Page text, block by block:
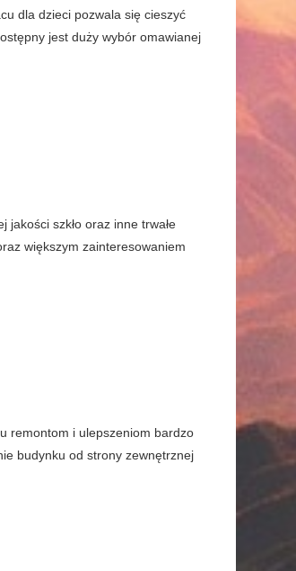
dla dzieci pozwala się cieszyć
jest duży wybór omawianej
szkło oraz inne trwałe
większym zainteresowaniem
remontom i ulepszeniom bardzo
budynku od strony zewnętrznej